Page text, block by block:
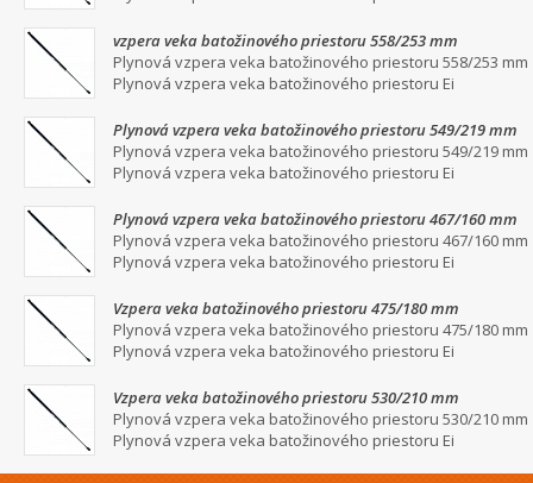
vzpera veka batožinového priestoru 558/253 mm
Plynová vzpera veka batožinového priestoru 558/253 mm
Plynová vzpera veka batožinového priestoru Ei
Plynová vzpera veka batožinového priestoru 549/219 mm
Plynová vzpera veka batožinového priestoru 549/219 mm
Plynová vzpera veka batožinového priestoru Ei
Plynová vzpera veka batožinového priestoru 467/160 mm
Plynová vzpera veka batožinového priestoru 467/160 mm
Plynová vzpera veka batožinového priestoru Ei
Vzpera veka batožinového priestoru 475/180 mm
Plynová vzpera veka batožinového priestoru 475/180 mm
Plynová vzpera veka batožinového priestoru Ei
Vzpera veka batožinového priestoru 530/210 mm
Plynová vzpera veka batožinového priestoru 530/210 mm
Plynová vzpera veka batožinového priestoru Ei